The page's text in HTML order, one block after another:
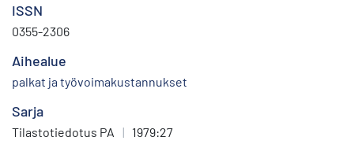
ISSN
0355-2306
Aihealue
palkat ja työvoimakustannukset
Sarja
Tilastotiedotus PA | 1979:27